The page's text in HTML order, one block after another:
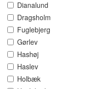
Dianalund
Dragsholm
Fuglebjerg
Gørlev
Hashøj
Haslev
Holbæk